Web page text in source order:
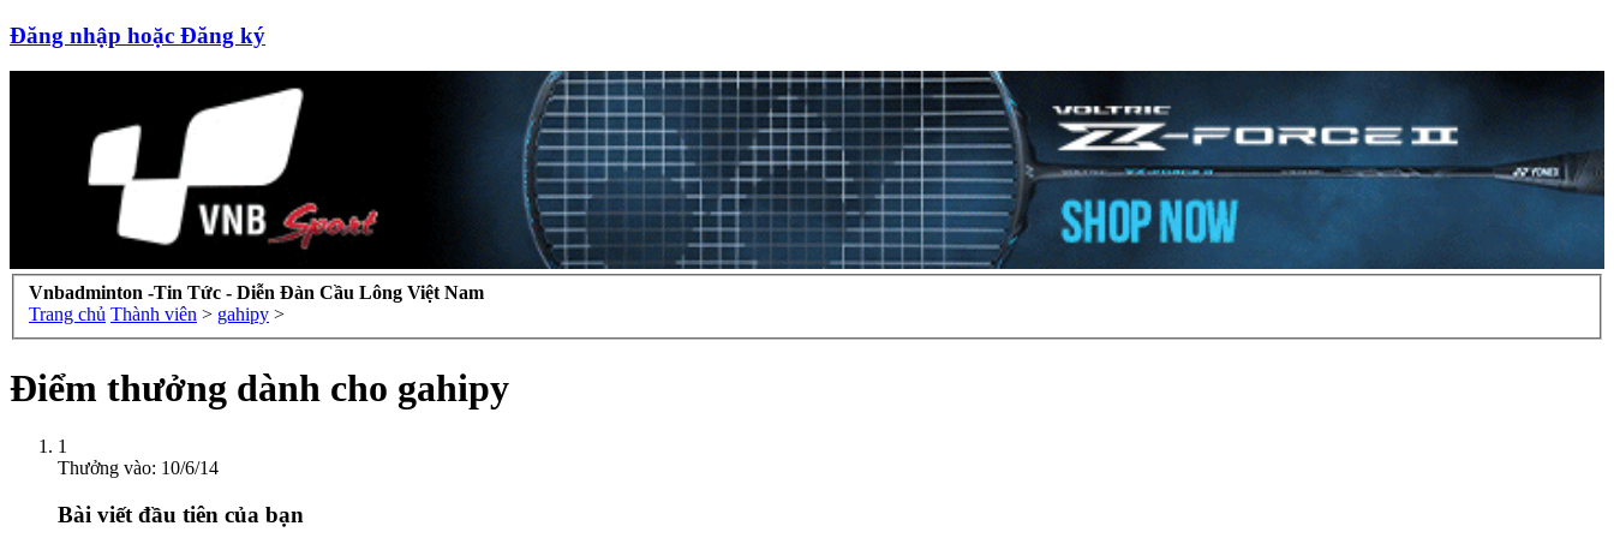
Đăng nhập hoặc Đăng ký
Vnbadminton -Tin Tức - Diễn Đàn Cầu Lông Việt Nam
Trang chủ Thành viên > gahipy >
Điểm thưởng dành cho gahipy
1
Thưởng vào: 10/6/14
Bài viết đầu tiên của bạn